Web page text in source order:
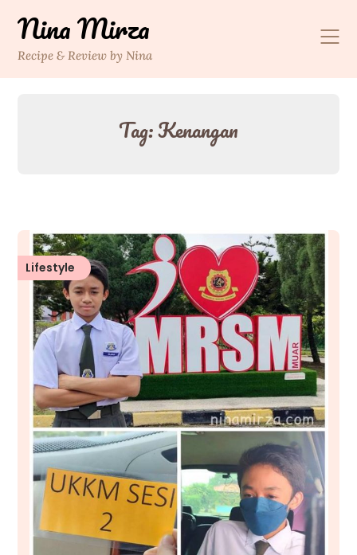
content
Nina Mirza
Recipe & Review by Nina
Tag:Kenangan
Lifestyle